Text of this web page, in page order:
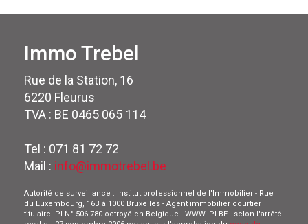
Immo Trebel
Rue de la Station, 16
6220 Fleurus
TVA : BE 0465 065 114
Tel : 071 81 72 72
Mail : info@immotrebel.be
Autorité de surveillance : Institut professionnel de l'Immobilier - Rue
du Luxembourg, 16B à 1000 Bruxelles - Agent immobilier courtier
titulaire IPI N° 506 780 octroyé en Belgique - WWW.IPI.BE - selon l'arrêté